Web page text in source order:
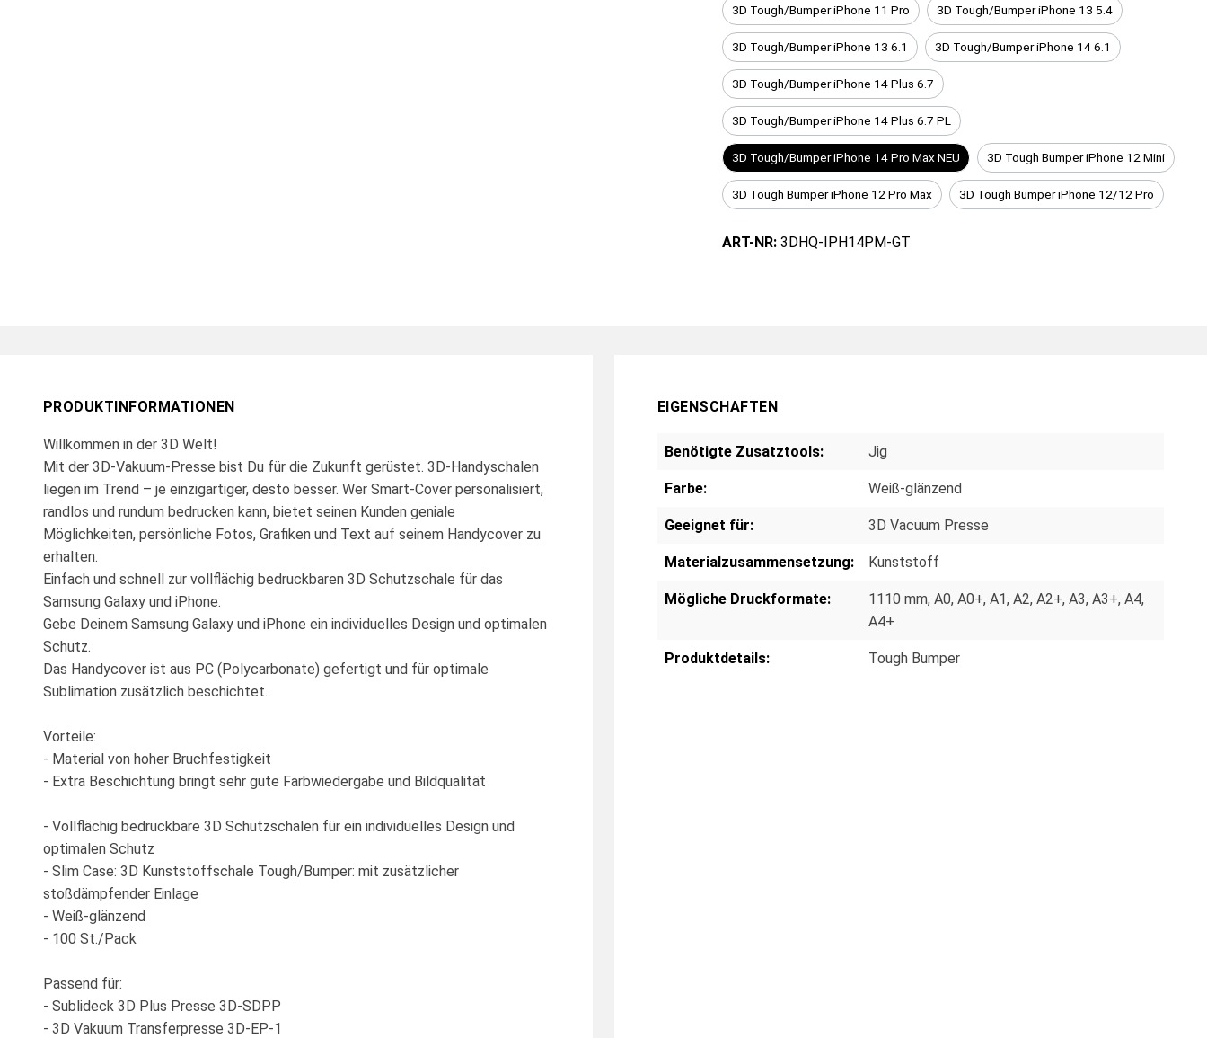
3D Tough/Bumper iPhone 11 Pro 3D Tough/Bumper iPhone 13 5.4
3D Tough/Bumper iPhone 13 6.1 3D Tough/Bumper iPhone 14 6.1
3D Tough/Bumper iPhone 14 Plus 6.7
3D Tough/Bumper iPhone 14 Plus 6.7 PL
3D Tough/Bumper iPhone 14 Pro Max NEU 3D Tough Bumper iPhone 12 Mini
3D Tough Bumper iPhone 12 Pro Max 3D Tough Bumper iPhone 12/12 Pro
ART-NR: 3DHQ-IPH14PM-GT
PRODUKTINFORMATIONEN
Willkommen in der 3D Welt!
Mit der 3D-Vakuum-Presse bist Du für die Zukunft gerüstet. 3D-Handyschalen
liegen im Trend – je einzigartiger, desto besser. Wer Smart-Cover personalisiert,
randlos und rundum bedrucken kann, bietet seinen Kunden geniale
Möglichkeiten, persönliche Fotos, Grafiken und Text auf seinem Handycover zu
erhalten.
Einfach und schnell zur vollflächig bedruckbaren 3D Schutzschale für das
Samsung Galaxy und iPhone.
Gebe Deinem Samsung Galaxy und iPhone ein individuelles Design und optimalen
Schutz.
Das Handycover ist aus PC (Polycarbonate) gefertigt und für optimale
Sublimation zusätzlich beschichtet.
Vorteile:
- Material von hoher Bruchfestigkeit
- Extra Beschichtung bringt sehr gute Farbwiedergabe und Bildqualität
- Vollflächig bedruckbare 3D Schutzschalen für ein individuelles Design und
optimalen Schutz
- Slim Case: 3D Kunststoffschale Tough/Bumper: mit zusätzlicher
stoßdämpfender Einlage
- Weiß-glänzend
- 100 St./Pack
Passend für:
- Sublideck 3D Plus Presse 3D-SDPP
- 3D Vakuum Transferpresse 3D-EP-1
EIGENSCHAFTEN
Benötigte Zusatztools: Jig
Farbe: Weiß-glänzend
Geeignet für: 3D Vacuum Presse
Materialzusammensetzung: Kunststoff
Mögliche Druckformate: 1110 mm, A0, A0+, A1, A2, A2+, A3, A3+, A4,
A4+
Produktdetails: Tough Bumper